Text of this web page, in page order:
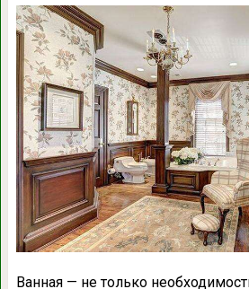
Ванная — не только